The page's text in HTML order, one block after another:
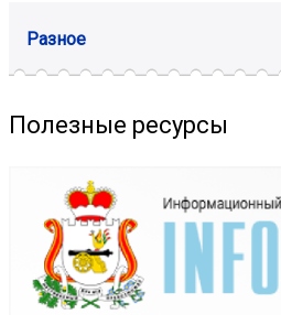
Разное
Полезные ресурсы